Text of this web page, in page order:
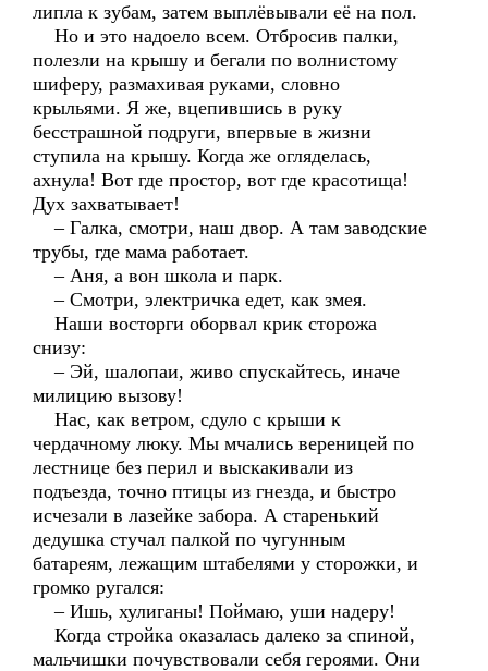
липла к зубам, затем выплёвывали её на пол.
Но и это надоело всем. Отбросив палки,
полезли на крышу и бегали по волнистому
шиферу, размахивая руками, словно
крыльями. Я же, вцепившись в руку
бесстрашной подруги, впервые в жизни
ступила на крышу. Когда же огляделась,
ахнула! Вот где простор, вот где красотища!
Дух захватывает!
– Галка, смотри, наш двор. А там заводские
трубы, где мама работает.
– Аня, а вон школа и парк.
– Смотри, электричка едет, как змея.
Наши восторги оборвал крик сторожа
снизу:
– Эй, шалопаи, живо спускайтесь, иначе
милицию вызову!
Нас, как ветром, сдуло с крыши к
чердачному люку. Мы мчались вереницей по
лестнице без перил и выскакивали из
подъезда, точно птицы из гнезда, и быстро
исчезали в лазейке забора. А старенький
дедушка стучал палкой по чугунным
батареям, лежащим штабелями у сторожки, и
громко ругался:
– Ишь, хулиганы! Поймаю, уши надеру!
Когда стройка оказалась далеко за спиной,
мальчишки почувствовали себя героями. Они